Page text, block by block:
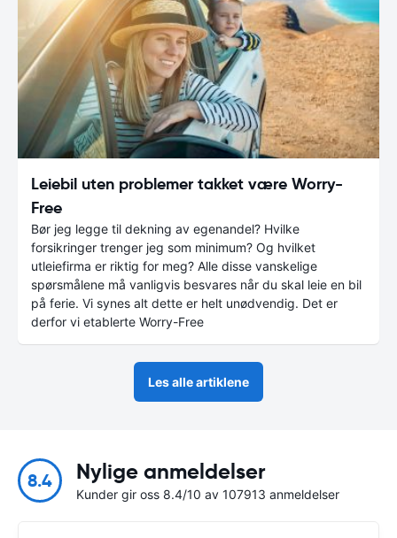
Leiebil uten problemer takket være Worry-
Free
Bør jeg legge til dekning av egenandel? Hvilke
forsikringer trenger jeg som minimum? Og hvilket
utleiefirma er riktig for meg? Alle disse vanskelige
spørsmålene må vanligvis besvares når du skal leie en bil
på ferie. Vi synes alt dette er helt unødvendig. Det er
derfor vi etablerte Worry-Free
Les alle artiklene
8.4 Nylige anmeldelser
Kunder gir oss 8.4/10 av 107913 anmeldelser